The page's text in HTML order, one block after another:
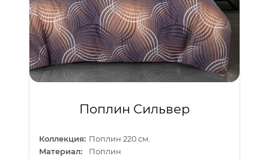
Поплин Сильвер
Коллекция: Поплин 220 см.
Материал:
Поплин